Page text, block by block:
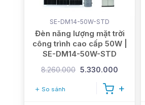
SE-DM14-50W-STD
Đèn năng lượng mặt trời
công trình cao cấp 50W |
SE-DM14-50W-STD
8.260.000 5.330.000
So sánh